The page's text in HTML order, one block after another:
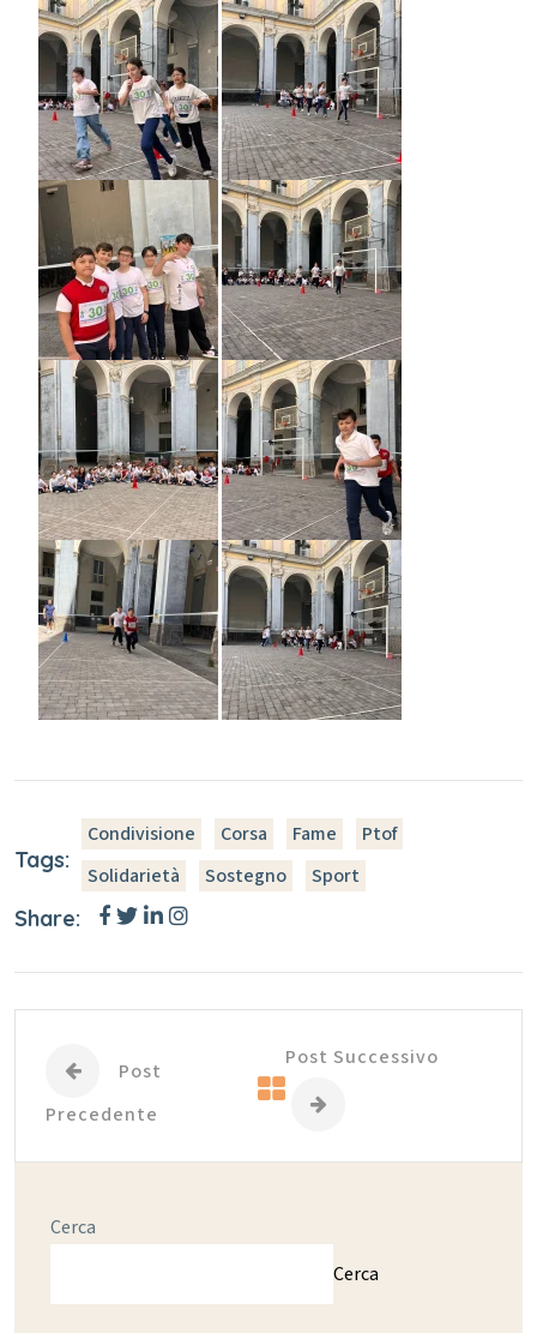
Tags:
Condivisione Corsa Fame
Ptof
Solidarietà
Sostegno Sport
Share:
Post
Precedente
Post Successivo
Cerca
Cerca